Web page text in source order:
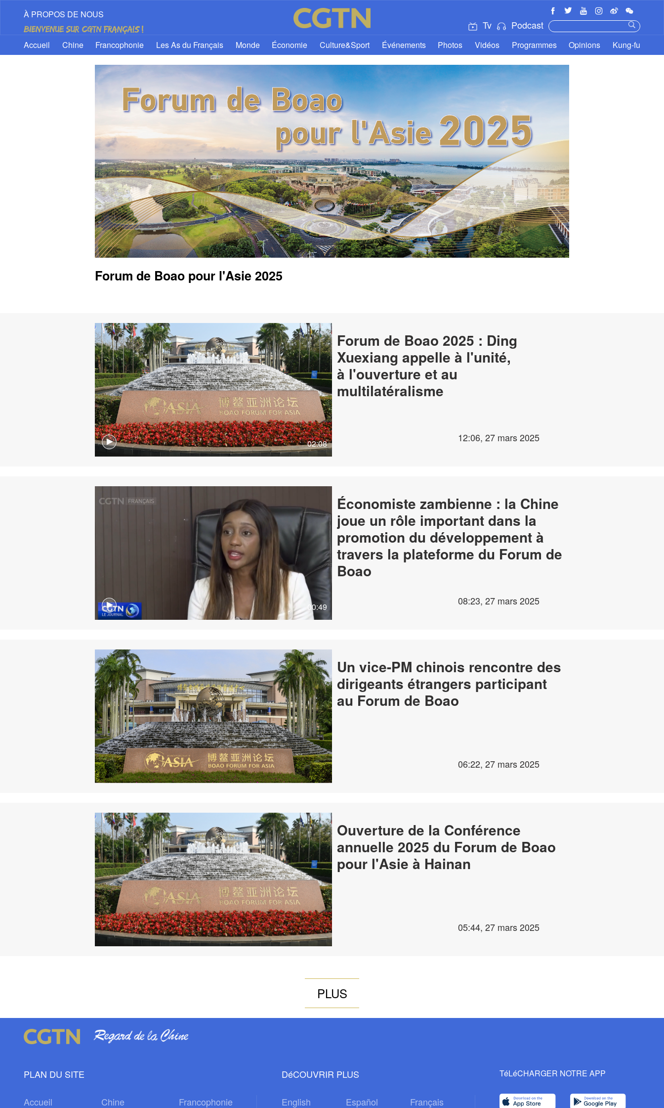
À PROPOS DE NOUS
Tv Podcast
Accueil Chine Francophonie Les As du Français Monde Économie Culture&Sport Événements Photos Vidéos Programmes Opinions Kung-fu
Forum de Boao pour l'Asie 2025
02:08
Forum de Boao 2025 : Ding
Xuexiang appelle à l'unité,
à l'ouverture et au
multilatéralisme
12:06, 27 mars 2025
00:49
Économiste zambienne : la Chine
joue un rôle important dans la
promotion du développement à
travers la plateforme du Forum de
Boao
08:23, 27 mars 2025
Un vice-PM chinois rencontre des
dirigeants étrangers participant
au Forum de Boao
06:22, 27 mars 2025
Ouverture de la Conférence
annuelle 2025 du Forum de Boao
pour l'Asie à Hainan
05:44, 27 mars 2025
PLUS
PLAN DU SITE
Accueil Chine Francophonie
DéCOUVRIR PLUS
English Español Français
TéLéCHARGER NOTRE APP